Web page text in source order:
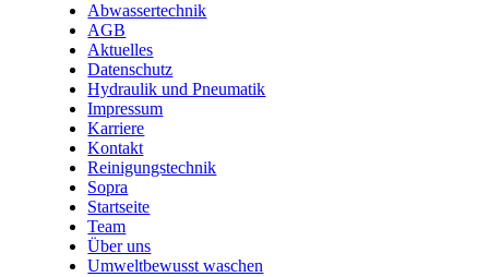
Abwassertechnik
AGB
Aktuelles
Datenschutz
Hydraulik und Pneumatik
Impressum
Karriere
Kontakt
Reinigungstechnik
Sopra
Startseite
Team
Über uns
Umweltbewusst waschen